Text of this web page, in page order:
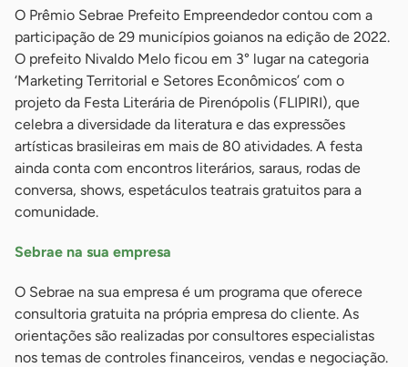
O Prêmio Sebrae Prefeito Empreendedor contou com a
participação de 29 municípios goianos na edição de 2022.
O prefeito Nivaldo Melo ficou em 3° lugar na categoria
‘Marketing Territorial e Setores Econômicos’ com o
projeto da Festa Literária de Pirenópolis (FLIPIRI), que
celebra a diversidade da literatura e das expressões
artísticas brasileiras em mais de 80 atividades. A festa
ainda conta com encontros literários, saraus, rodas de
conversa, shows, espetáculos teatrais gratuitos para a
comunidade.
Sebrae na sua empresa
O Sebrae na sua empresa é um programa que oferece
consultoria gratuita na própria empresa do cliente. As
orientações são realizadas por consultores especialistas
nos temas de controles financeiros, vendas e negociação.